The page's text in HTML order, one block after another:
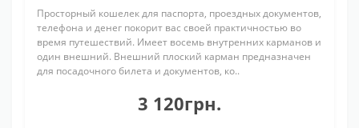
Просторный кошелек для паспорта, проездных документов,
телефона и денег покорит вас своей практичностью во
время путешествий. Имеет восемь внутренних карманов и
один внешний. Внешний плоский карман предназначен
для посадочного билета и документов, ко..
3 120грн.